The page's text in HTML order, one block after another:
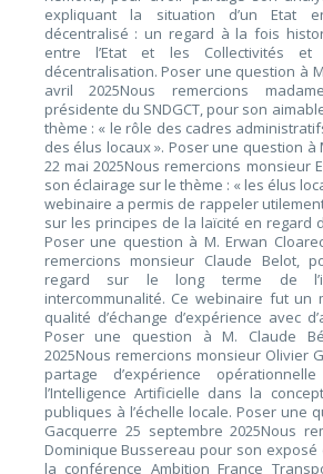
expliquant la situation d’un Etat
décentralisé : un regard à la fois
entre l’Etat et les Collectivités
décentralisation. Poser une question à
avril 2025Nous remercions
présidente du SNDGCT, pour son
thème : « le rôle des cadres
des élus locaux ». Poser une question à
22 mai 2025Nous remercions monsieur
son éclairage sur le thème : « les élus
webinaire a permis de rappeler
sur les principes de la laïcité en regard
Poser une question à M. Erwan
remercions monsieur Claude Belot,
regard sur le long terme de
intercommunalité. Ce webinaire fut un
qualité d’échange d’expérience avec
Poser une question à M. Claude
2025Nous remercions monsieur Olivier
partage d’expérience
l’Intelligence Artificielle dans la
publiques à l’échelle locale. Poser une
Gacquerre 25 septembre 2025Nous
Dominique Bussereau pour son exposé
la conférence Ambition France